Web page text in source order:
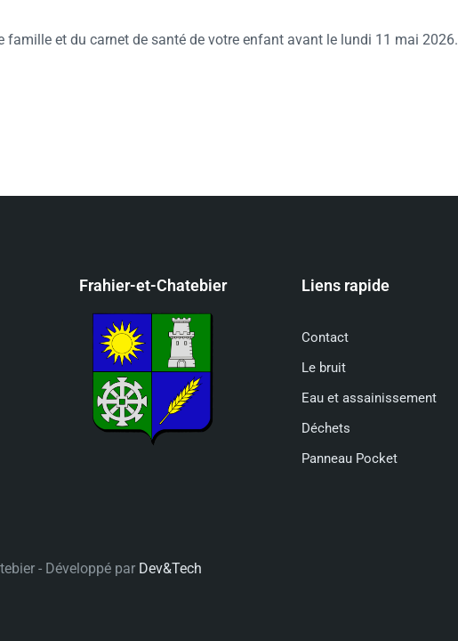
et du carnet de santé de votre enfant avant le lundi 11 mai 2026.
Frahier-et-Chatebier Liens rapide
Contact
Le bruit
Eau et assainissement
Déchets
Panneau Pocket
- Développé par Dev&Tech